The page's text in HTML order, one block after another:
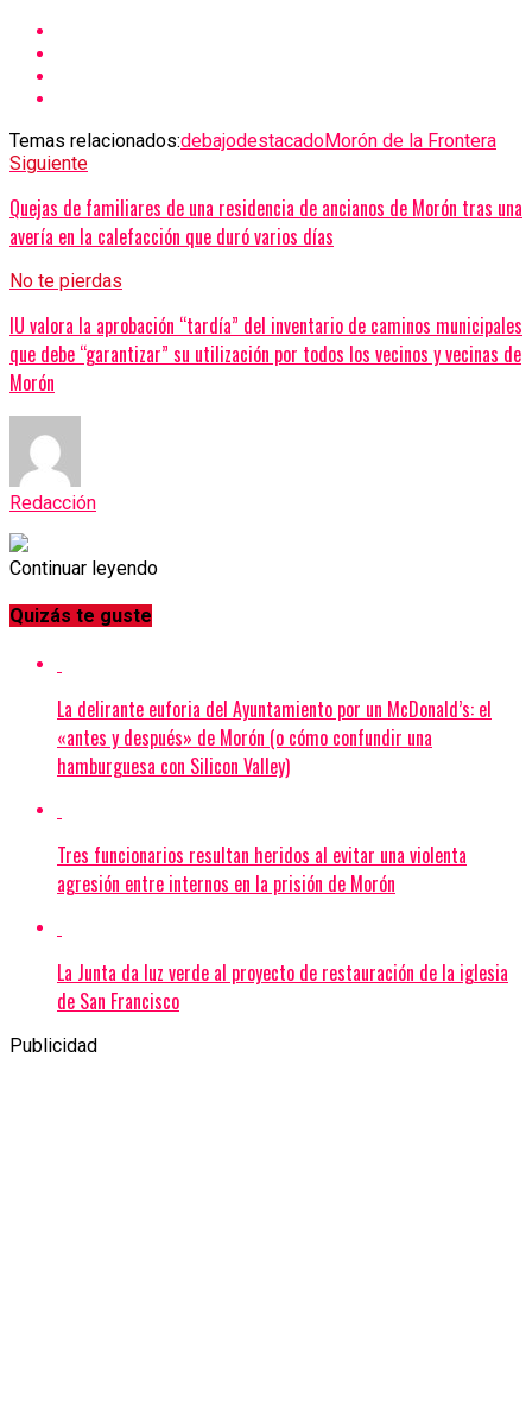
Temas relacionados:debajodestacadoMorón de la Frontera
Siguiente
Quejas de familiares de una residencia de ancianos de Morón tras una
avería en la calefacción que duró varios días
No te pierdas
IU valora la aprobación “tardía” del inventario de caminos municipales
que debe “garantizar” su utilización por todos los vecinos y vecinas de
Morón
Redacción
Continuar leyendo
Quizás te guste
La delirante euforia del Ayuntamiento por un McDonald’s: el
«antes y después» de Morón (o cómo confundir una
hamburguesa con Silicon Valley)
Tres funcionarios resultan heridos al evitar una violenta
agresión entre internos en la prisión de Morón
La Junta da luz verde al proyecto de restauración de la iglesia
de San Francisco
Publicidad